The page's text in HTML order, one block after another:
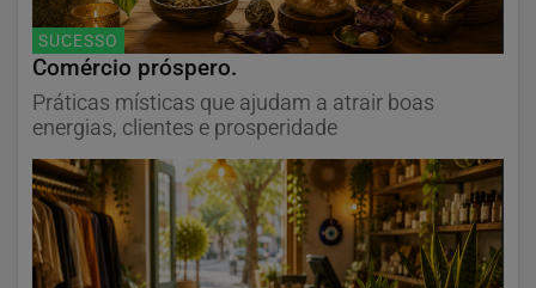
SUCESSO
Comércio próspero.
Práticas místicas que ajudam a atrair boas
energias, clientes e prosperidade